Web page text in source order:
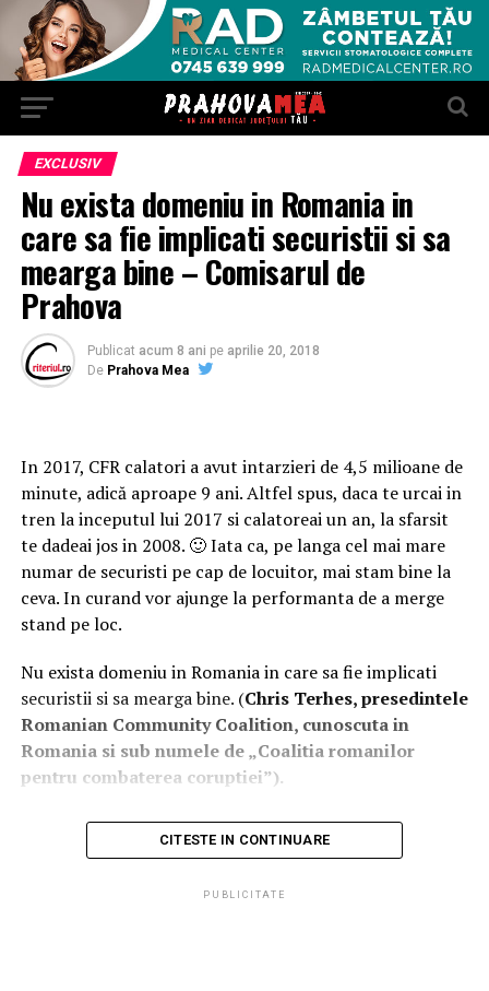
EXCLUSIV
Nu exista domeniu in Romania in
care sa fie implicati securistii si sa
mearga bine – Comisarul de
Prahova
Publicat acum 8 ani pe aprilie 20, 2018
De Prahova Mea
In 2017, CFR calatori a avut intarzieri de 4,5 milioane de
minute, adică aproape 9 ani. Altfel spus, daca te urcai in
tren la inceputul lui 2017 si calatoreai un an, la sfarsit
te dadeai jos in 2008. 🙂 Iata ca, pe langa cel mai mare
numar de securisti pe cap de locuitor, mai stam bine la
ceva. In curand vor ajunge la performanta de a merge
stand pe loc.
Nu exista domeniu in Romania in care sa fie implicati
securistii si sa mearga bine. (Chris Terhes, presedintele
Romanian Community Coalition, cunoscuta in
Romania si sub numele de „Coalitia romanilor
pentru combaterea coruptiei”).
CITESTE IN CONTINUARE
PUBLICITATE